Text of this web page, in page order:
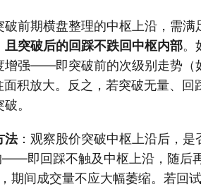
前期横盘整理的中枢上沿，需满
突破后的回踩不跌回中枢内部。
增强——即突破前的次级别走势（
积放大。反之，若突破无量、回
。
法：观察股价突破中枢上沿后，
——即回踩不触及中枢上沿，随后
期间成交量不应大幅萎缩。若回